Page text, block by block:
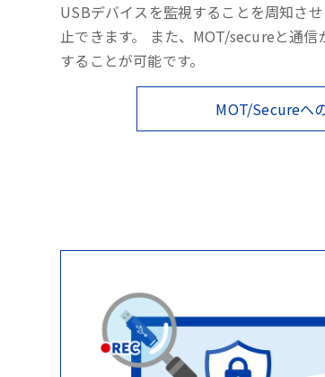
USBデバイスを監視することを周知さ
止できます。 また、MOT/secureと通
することが可能です。
MOT/Secureへ